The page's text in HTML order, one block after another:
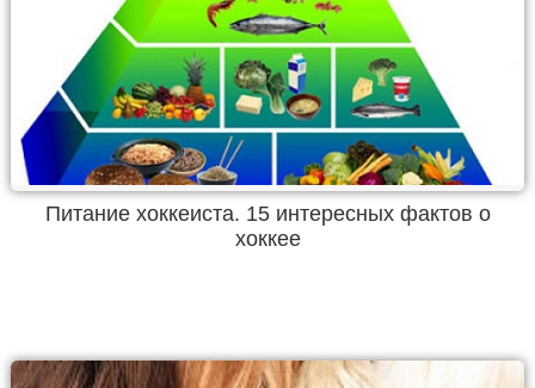
Питание хоккеиста. 15 интересных фактов о
хоккее